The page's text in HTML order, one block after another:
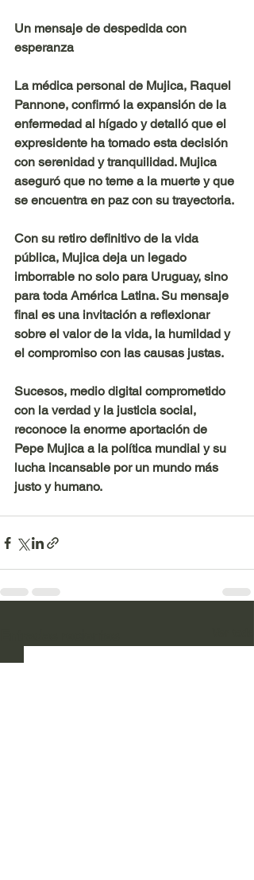
Un mensaje de despedida con
esperanza
La médica personal de Mujica, Raquel
Pannone, confirmó la expansión de la
enfermedad al hígado y detalló que el
expresidente ha tomado esta decisión
con serenidad y tranquilidad. Mujica
aseguró que no teme a la muerte y que
se encuentra en paz con su trayectoria.
Con su retiro definitivo de la vida
pública, Mujica deja un legado
imborrable no solo para Uruguay, sino
para toda América Latina. Su mensaje
final es una invitación a reflexionar
sobre el valor de la vida, la humildad y
el compromiso con las causas justas.
Sucesos, medio digital comprometido
con la verdad y la justicia social,
reconoce la enorme aportación de
Pepe Mujica a la política mundial y su
lucha incansable por un mundo más
justo y humano.